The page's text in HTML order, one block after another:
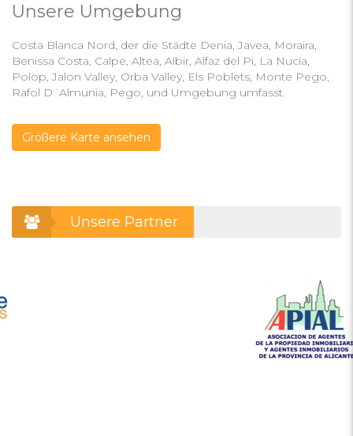
Unsere Umgebung
Costa Blanca Nord, der die Städte Denia, Javea, Moraira,
Benissa Costa, Calpe, Altea, Albir, Alfaz del Pi, La Nucia,
Polop, Jalon Valley, Orba Valley, Els Poblets, Monte Pego,
Rafol D´Almunia, Pego, und Umgebung umfasst.
Größere Karte ansehen
Unsere Partner